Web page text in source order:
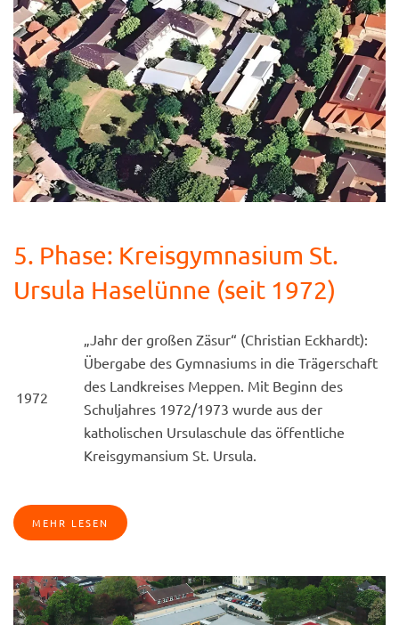
5. Phase: Kreisgymnasium St.
Ursula Haselünne (seit 1972)
1972
„Jahr der großen Zäsur“ (Christian Eckhardt):
Übergabe des Gymnasiums in die Trägerschaft
des Landkreises Meppen. Mit Beginn des
Schuljahres 1972/1973 wurde aus der
katholischen Ursulaschule das öffentliche
Kreisgymansium St. Ursula.
MEHR LESEN